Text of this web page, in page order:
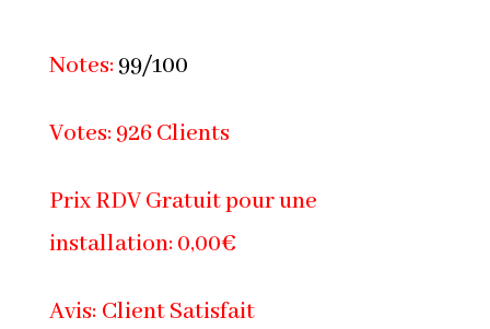
Notes: 99/100
Votes: 926 Clients
Prix RDV Gratuit pour une
installation: 0,00€
Avis: Client Satisfait